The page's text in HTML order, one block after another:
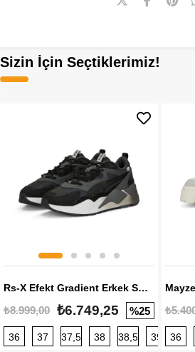
Sizin İçin Seçtiklerimiz!
Rs-X Efekt Gradient Erkek Sneaker
₺8.999,00 ₺6.749,25 %25
36 37 37,5 38 38,5 39 40
36